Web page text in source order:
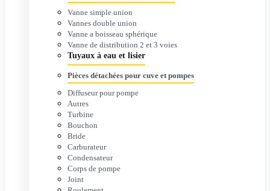
Vanne simple union
Vannes double union
Vanne a boisseau sphérique
Vanne de distribution 2 et 3 voies
Tuyaux à eau et lisier
Pièces détachées pour cuve et pompes
Diffuseur pour pompe
Autres
Turbine
Bouchon
Bride
Carburateur
Condensateur
Corps de pompe
Joint